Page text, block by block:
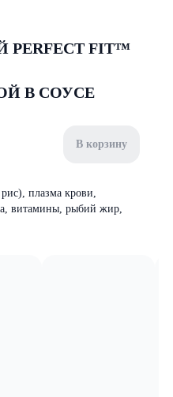
FIT™
В СОУСЕ
В корзину
плазма крови,
витамины, рыбий жир,